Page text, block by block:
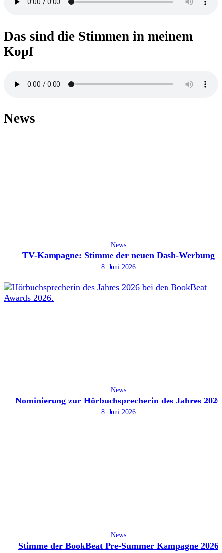
Das sind die Stimmen in meinem
Kopf
News
News
TV-Kampagne: Stimme der neuen Dash-Werbung
8. Juni 2026
News
Nominierung zur Hörbuchsprecherin des Jahres 2026
8. Juni 2026
News
Stimme der BookBeat Pre-Summer Kampagne 2026